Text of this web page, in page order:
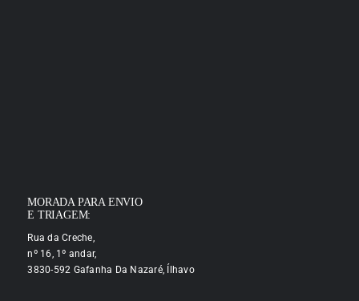
MORADA PARA ENVIO
E TRIAGEM:
Rua da Creche,
nº 16, 1º andar,
3830-592 Gafanha Da Nazaré, Ílhavo